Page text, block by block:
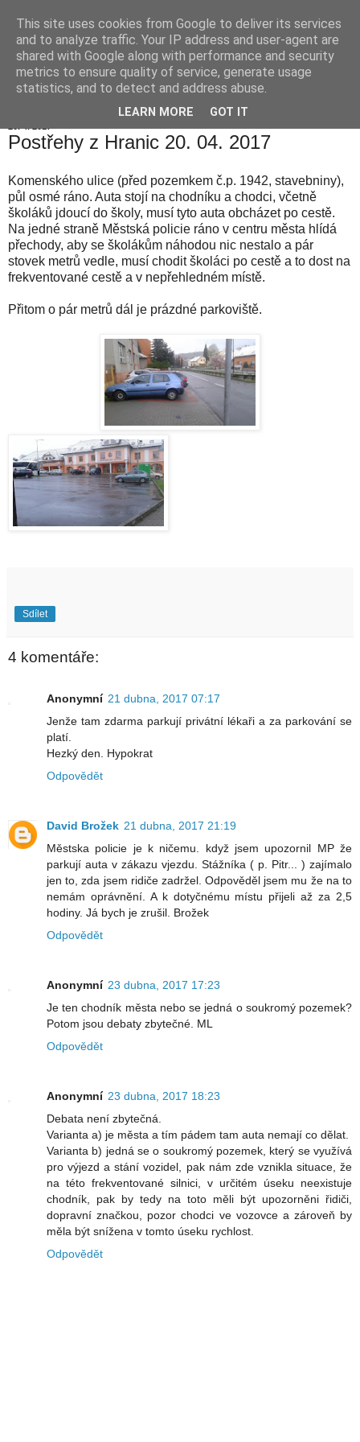
Hranické listy
Postřehy z Hranic 20. 04. 2017
Komenského ulice (před pozemkem č.p. 1942, stavebniny),
půl osmé ráno. Auta stojí na chodníku a chodci, včetně
školáků jdoucí do školy, musí tyto auta obcházet po cestě.
Na jedné straně Městská policie ráno v centru města hlídá
přechody, aby se školákům náhodou nic nestalo a pár
stovek metrů vedle, musí chodit školáci po cestě a to dost na
frekventované cestě a v nepřehledném místě.
Přitom o pár metrů dál je prázdné parkoviště.
Sdílet
4 komentáře:
Anonymní 21 dubna, 2017 07:17
Jenže tam zdarma parkují privátní lékaři a za parkování se
platí.
Hezký den. Hypokrat
Odpovědět
David Brožek 21 dubna, 2017 21:19
Městska policie je k ničemu. když jsem upozornil MP že
parkují auta v zákazu vjezdu. Stážníka ( p. Pitr... ) zajímalo
jen to, zda jsem ridiče zadržel. Odpověděl jsem mu že na to
nemám oprávnění. A k dotyčnému místu přijeli až za 2,5
hodiny. Já bych je zrušil. Brožek
Odpovědět
Anonymní 23 dubna, 2017 17:23
Je ten chodník města nebo se jedná o soukromý pozemek?
Potom jsou debaty zbytečné. ML
Odpovědět
Anonymní 23 dubna, 2017 18:23
Debata není zbytečná.
Varianta a) je města a tím pádem tam auta nemají co dělat.
Varianta b) jedná se o soukromý pozemek, který se využívá
pro výjezd a stání vozidel, pak nám zde vznikla situace, že
na této frekventované silnici, v určitém úseku neexistuje
chodník, pak by tedy na toto měli být upozorněni řidiči,
dopravní značkou, pozor chodci ve vozovce a zároveň by
měla být snížena v tomto úseku rychlost.
Odpovědět
This site uses cookies from Google to deliver its services
and to analyze traffic. Your IP address and user-agent are
shared with Google along with performance and security
metrics to ensure quality of service, generate usage
statistics, and to detect and address abuse.
LEARN MORE GOT IT